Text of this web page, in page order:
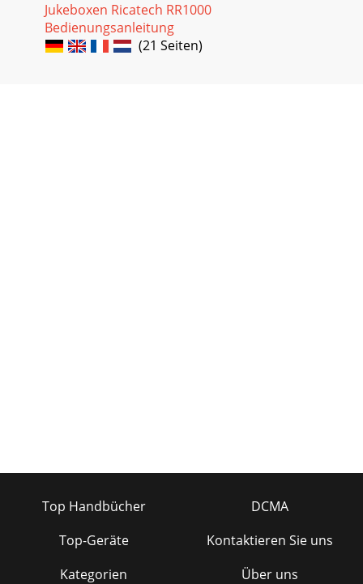
Jukeboxen Ricatech RR1000
Bedienungsanleitung
(21 Seiten)
Top Handbücher
Top-Geräte
Kategorien
DCMA
Kontaktieren Sie uns
Über uns